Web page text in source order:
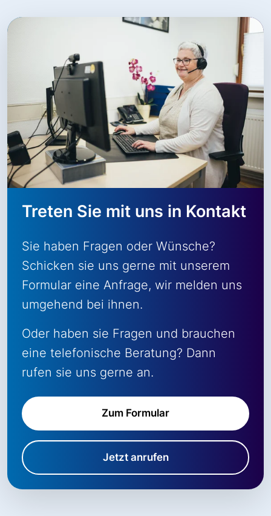
Treten Sie mit uns in Kontakt
Sie haben Fragen oder Wünsche?
Schicken sie uns gerne mit unserem
Formular eine Anfrage, wir melden uns
umgehend bei ihnen.
Oder haben sie Fragen und brauchen
eine telefonische Beratung? Dann
rufen sie uns gerne an.
Zum Formular
Jetzt anrufen